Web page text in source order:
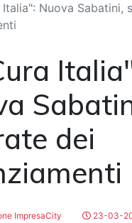
Italia": Nuova Sabatini,
dei
ImpresaCity
23-03-